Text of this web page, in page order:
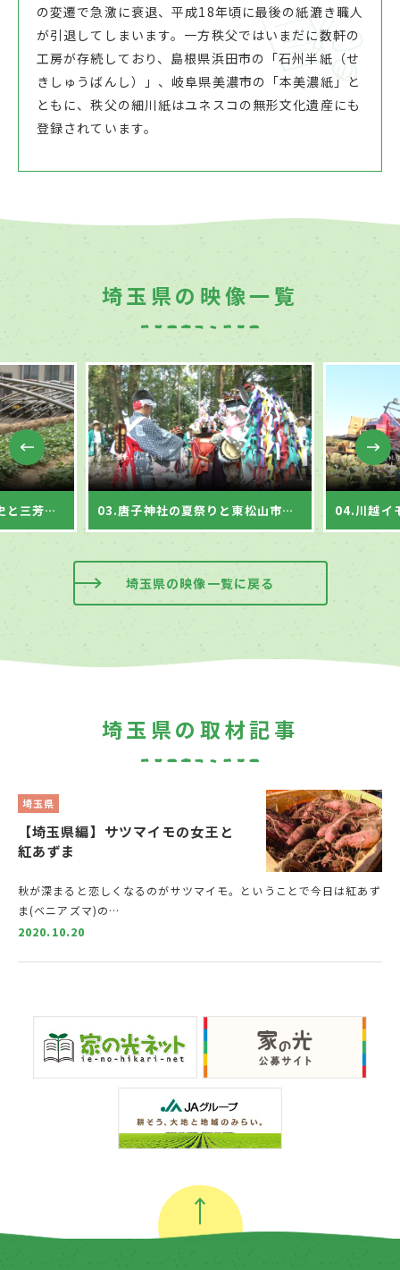
の変遷で急激に衰退、平成18年頃に最後の紙漉き職人
が引退してしまいます。一方秩父ではいまだに数軒の
工房が存続しており、島根県浜田市の「石州半紙（せ
きしゅうばんし）」、岐阜県美濃市の「本美濃紙」と
ともに、秩父の細川紙はユネスコの無形文化遺産にも
登録されています。
埼玉県の映像一覧
02.三富新田、開拓の歴史と三芳町の川越イモ作り 03.唐子神社の夏祭りと東松山市の獅子舞
埼玉県の映像一覧に戻る
埼玉県の取材記事
埼玉県
【埼玉県編】サツマイモの女王と
紅あずま
秋が深まると恋しくなるのがサツマイモ。ということで今日は紅あず
ま(ベニアズマ)の…
2020.10.20